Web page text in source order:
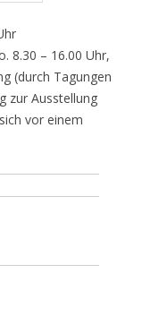
8.30 – 16.00 Uhr,
(durch Tagungen
zur Ausstellung
vor einem